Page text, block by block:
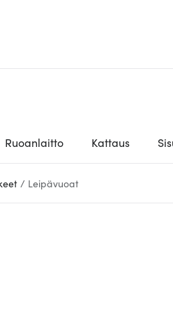
Ruoanlaitto Kattaus
/ Leipävuoat